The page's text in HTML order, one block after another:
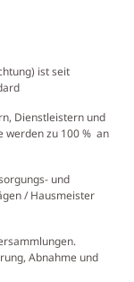
ist seit
Dienstleistern und
werden zu 100 % an
und
/ Hausmeister
Abnahme und